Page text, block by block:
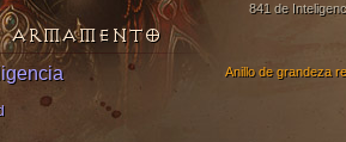
841 de
Anillo de grandeza
ARMAMENTO